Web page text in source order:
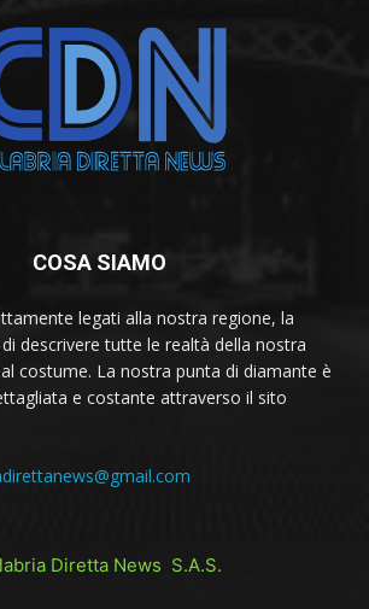
COSA SIAMO
legati alla nostra regione, la
descrivere tutte le realtà della nostra
costume. La nostra punta di diamante è
e costante attraverso il sito
Diretta News S.A.S.